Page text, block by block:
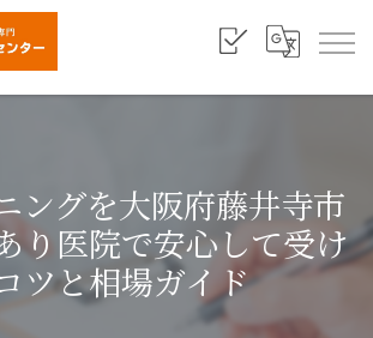
ングを大阪府藤井寺市
り医院で安心して受け
ツと相場ガイド